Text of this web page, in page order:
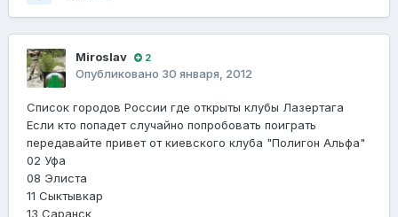
Miroslav 2
Опубликовано 30 января, 2012
Список городов России где открыты клубы Лазертага
Если кто попадет случайно попробовать поиграть
передавайте привет от киевского клуба "Полигон Альфа"
02 Уфа
08 Элиста
11 Сыктывкар
13 Саранск